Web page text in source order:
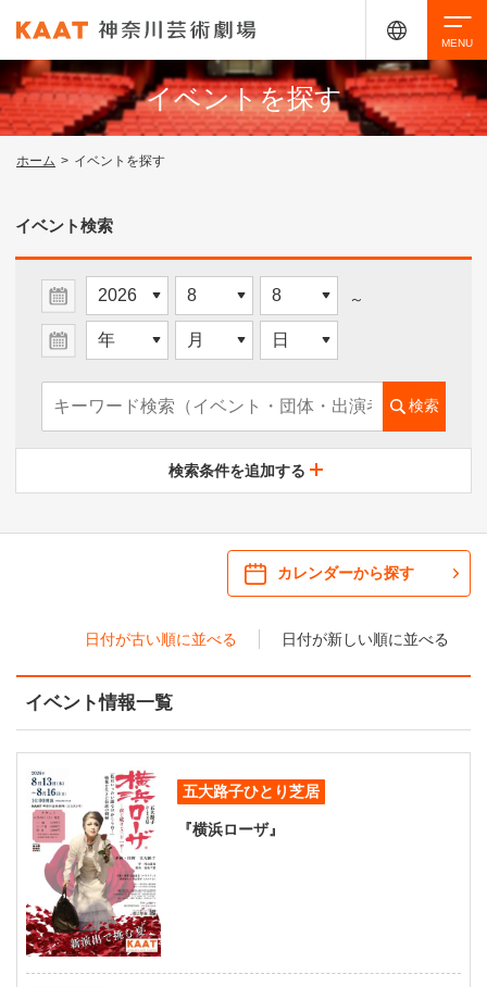
イベントを探す
・ イベント一覧
・ イベントカレンダー
・ 館内サービス・アクセシビリティ
・ 交通案内
KAATについて
・ ミッション
・ 芸術監督
・ 施設概要
・ フロアマップ
・ レストラン/カフェ
KAAT 神奈川芸術劇場
SNS
検索
イベントを探す
ホーム > イベントを探す
イベント検索
～
検索
検索条件を追加する
カレンダーから探す
日付が古い順に並べる 日付が新しい順に並べる
イベント情報一覧
五大路子ひとり芝居
『横浜ローザ』